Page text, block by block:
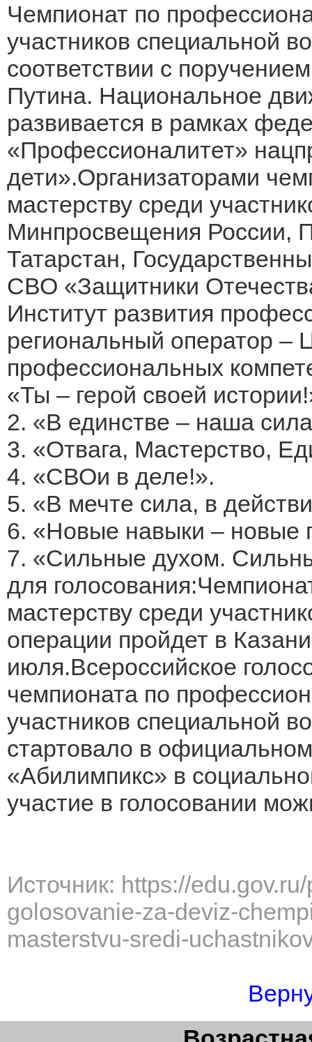
Чемпионат по
участников специальной
соответствии с
Путина. Национальное
развивается в рамках
«Профессионалитет»
дети».Организаторами
мастерству среди
Минпросвещения России,
Татарстан,
СВО «Защитники
Институт развития
региональный оператор –
профессиональных
«Ты – герой своей
2. «В единстве – наша
3. «Отвага, Мастерство,
4. «СВОи в деле!».
5. «В мечте сила, в
6. «Новые навыки – новые
7. «Сильные духом.
для
мастерству среди
операции пройдет в
июля.Всероссийское
чемпионата по
участников специальной
стартовало в
«Абилимпикс» в
участие в голосовании
Источник: https://
golosovanie-za-deviz-
masterstvu-sredi-